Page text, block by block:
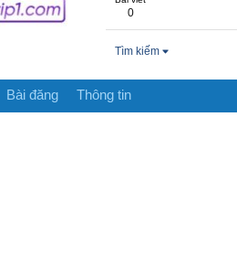
0
Tìm kiếm
Bài đăng Thông tin